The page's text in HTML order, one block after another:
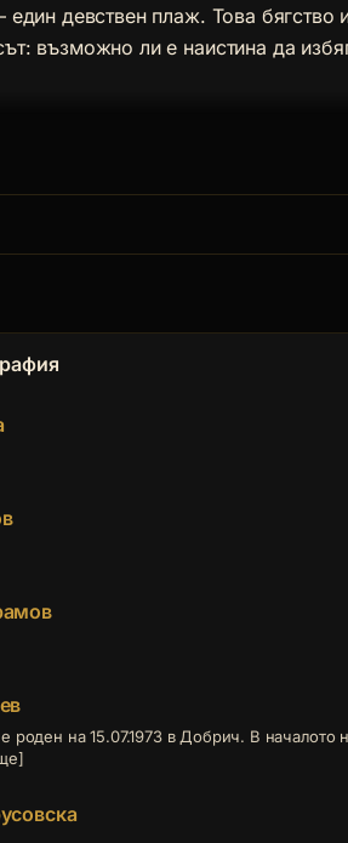
един девствен плаж. Това
възможно ли е наистина да
роден на 15.07.1973 в Добрич. В началото